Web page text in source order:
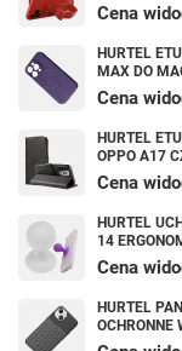
Cena
HURTEL
MAX DO
Cena
HURTEL
OPPO A17
Cena
HURTEL
14
Cena
HURTEL
OCHRONNE